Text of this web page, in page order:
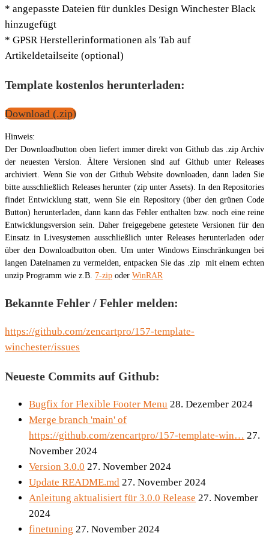
* angepasste Dateien für dunkles Design Winchester Black
hinzugefügt
* GPSR Herstellerinformationen als Tab auf
Artikeldetailseite (optional)
Template kostenlos herunterladen:
Download (.zip)
Hinweis:
Der Downloadbutton oben liefert immer direkt von Github das .zip Archiv
der neuesten Version. Ältere Versionen sind auf Github unter Releases
archiviert. Wenn Sie von der Github Website downloaden, dann laden Sie
bitte ausschließlich Releases herunter (zip unter Assets). In den Repositories
findet Entwicklung statt, wenn Sie ein Repository (über den grünen Code
Button) herunterladen, dann kann das Fehler enthalten bzw. noch eine reine
Entwicklungsversion sein. Daher freigegebene getestete Versionen für den
Einsatz in Livesystemen ausschließlich unter Releases herunterladen oder
über den Downloadbutton oben. Um unter Windows Einschränkungen bei
langen Dateinamen zu vermeiden, entpacken Sie das .zip mit einem echten
unzip Programm wie z.B. 7-zip oder WinRAR
Bekannte Fehler / Fehler melden:
https://github.com/zencartpro/157-template-
winchester/issues
Neueste Commits auf Github:
Bugfix for Flexible Footer Menu 28. Dezember 2024
Merge branch 'main' of
https://github.com/zencartpro/157-template-win… 27.
November 2024
Version 3.0.0 27. November 2024
Update README.md 27. November 2024
Anleitung aktualisiert für 3.0.0 Release 27. November
2024
finetuning 27. November 2024